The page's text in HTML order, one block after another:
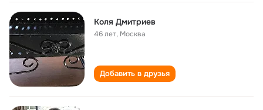
Коля Дмитриев
46 лет, Москва
Добавить в друзья